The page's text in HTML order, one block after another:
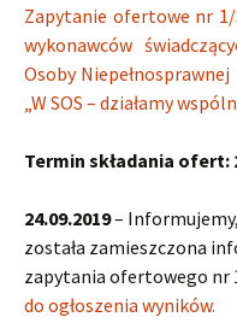
Zapytanie ofertowe nr 1/
wykonawców
Osoby
„W SOS – działamy
Termin składania ofert:
24.09.2019–
została zamieszczona
zapytania ofertowego nr
do ogłoszenia wyników.